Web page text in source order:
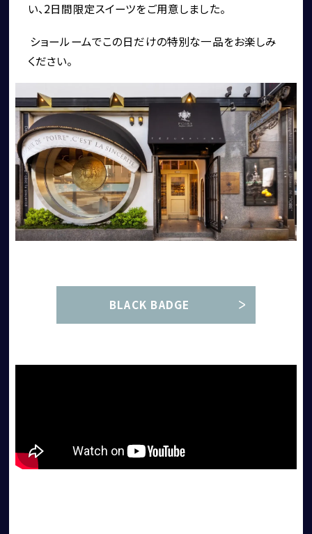
お問い合わせ
コーンズ・モータースについて
企業情報
代表挨拶
社会貢献活動（MAKE A MOVEMENT）について
い、2日間限定スイーツをご用意しました。
ください。
BLACK BADGE